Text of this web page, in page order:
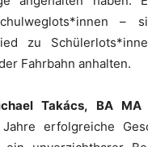
–
zu
Fahrbahn anhalten.
Takács, BA MA
erfolgreiche